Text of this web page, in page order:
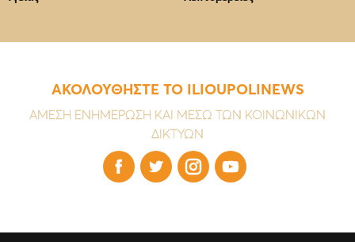
ΑΚΟΛΟΥΘΗΣΤΕ ΤΟ ILIOUPOLINEWS
ΑΜΕΣΗ ΕΝΗΜΕΡΩΣΗ ΚΑΙ ΜΕΣΩ ΤΩΝ ΚΟΙΝΩΝΙΚΩΝ
ΔΙΚΤΥΩΝ
   